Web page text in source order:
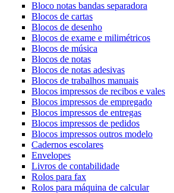
Bloco notas bandas separadora
Blocos de cartas
Blocos de desenho
Blocos de exame e milimétricos
Blocos de música
Blocos de notas
Blocos de notas adesivas
Blocos de trabalhos manuais
Blocos impressos de recibos e vales
Blocos impressos de empregado
Blocos impressos de entregas
Blocos impressos de pedidos
Blocos impressos outros modelo
Cadernos escolares
Envelopes
Livros de contabilidade
Rolos para fax
Rolos para máquina de calcular